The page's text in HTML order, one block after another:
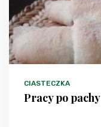
CIASTECZKA
Pracy po pachy